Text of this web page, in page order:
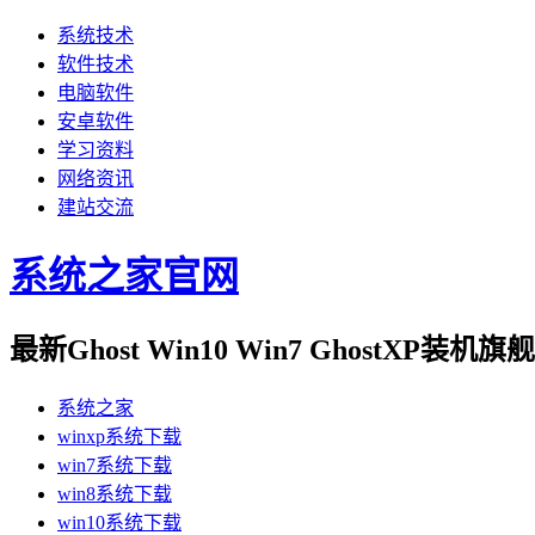
系统技术
软件技术
电脑软件
安卓软件
学习资料
网络资讯
建站交流
系统之家官网
最新Ghost Win10 Win7 GhostXP装机旗
系统之家
winxp系统下载
win7系统下载
win8系统下载
win10系统下载